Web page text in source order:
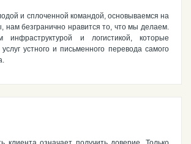
и сплоченной командой, основываемся на
нам безгранично нравится то, что мы делаем.
инфраструктурой и логистикой, которые
устного и письменного перевода самого